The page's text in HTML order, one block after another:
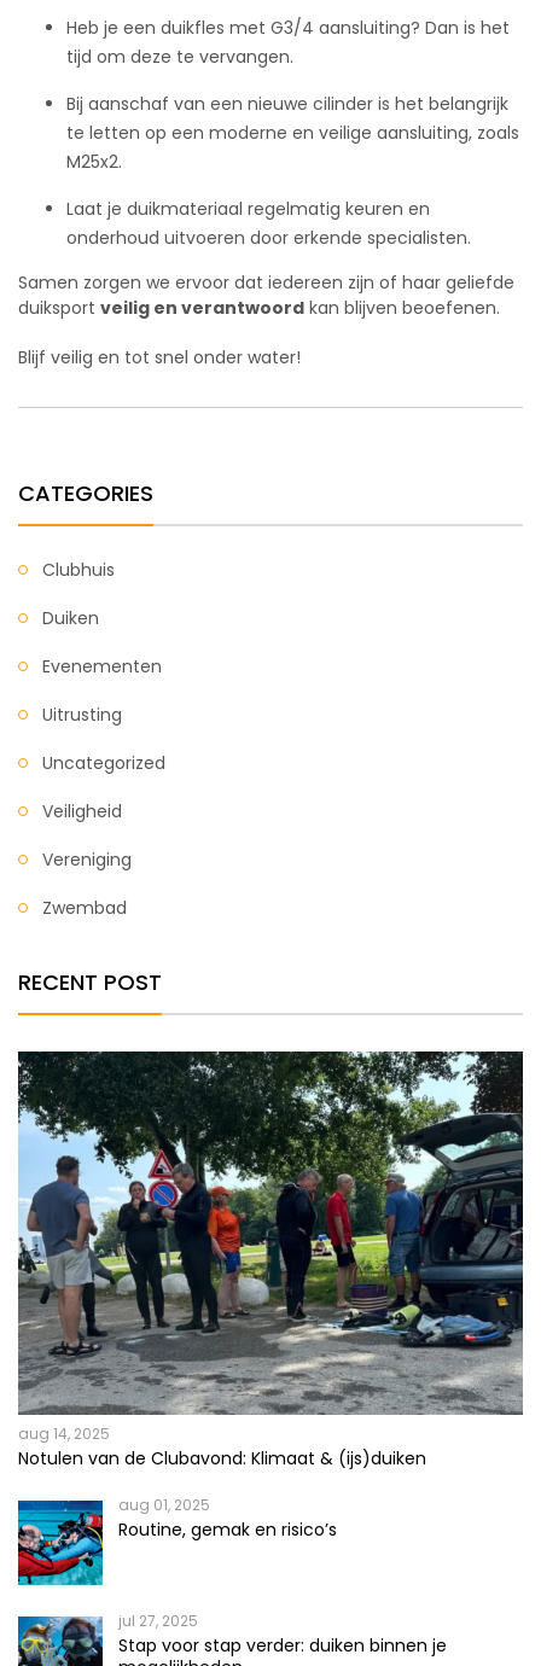
Heb je een duikfles met G3/4 aansluiting? Dan is het
tijd om deze te vervangen.
Bij aanschaf van een nieuwe cilinder is het belangrijk
te letten op een moderne en veilige aansluiting, zoals
M25x2.
Laat je duikmateriaal regelmatig keuren en
onderhoud uitvoeren door erkende specialisten.
Samen zorgen we ervoor dat iedereen zijn of haar geliefde
duiksport veilig en verantwoord kan blijven beoefenen.
Blijf veilig en tot snel onder water!
CATEGORIES
Clubhuis
Duiken
Evenementen
Uitrusting
Uncategorized
Veiligheid
Vereniging
Zwembad
RECENT POST
aug 14, 2025
Notulen van de Clubavond: Klimaat & (ijs)duiken
aug 01, 2025
Routine, gemak en risico’s
jul 27, 2025
Stap voor stap verder: duiken binnen je